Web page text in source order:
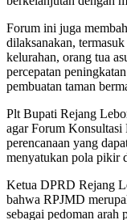
Forum ini juga
dilaksanakan,
kelurahan, orang tua
percepatan
pembuatan taman
Plt Bupati Rejang
agar Forum
perencanaan yang
menyatukan pola pikir
Ketua DPRD Rejang
bahwa RPJMD
sebagai pedoman arah